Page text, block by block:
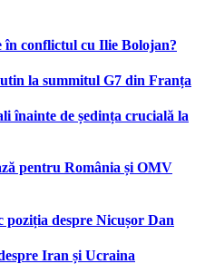
în conflictul cu Ilie Bolojan?
la summitul G7 din Franța
înainte de ședința crucială la
pentru România și OMV
poziția despre Nicușor Dan
Iran și Ucraina